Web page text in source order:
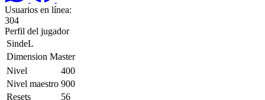
Usuarios en línea:
304
Perfil del jugador
SindeL
Dimension Master
Nivel
400
Nivel maestro 900
Resets
56